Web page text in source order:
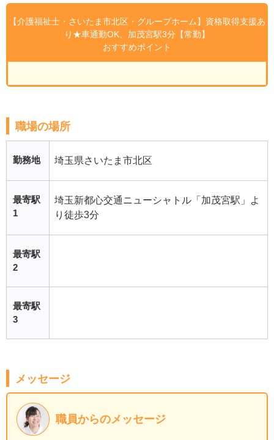
【介護福祉士・さいたま市北区・グループホーム】資格取得支援あ
り★車通勤OK、加茂宮駅3分【常勤】
おすすめポイント
職場の場所
勤務地 埼玉県さいたま市北区
最寄駅
1
埼玉新都心交通ニューシャトル「加茂宮駅」よ
り徒歩3分
最寄駅
2
最寄駅
3
メッセージ
職員からのメッセージ